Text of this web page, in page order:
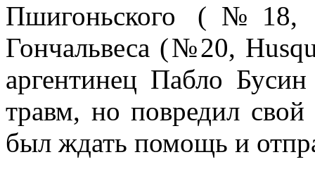
Пшигоньского (№18,
Гончальвеса (№20,
аргентинец Пабло
травм, но повредил
был ждать помощь и